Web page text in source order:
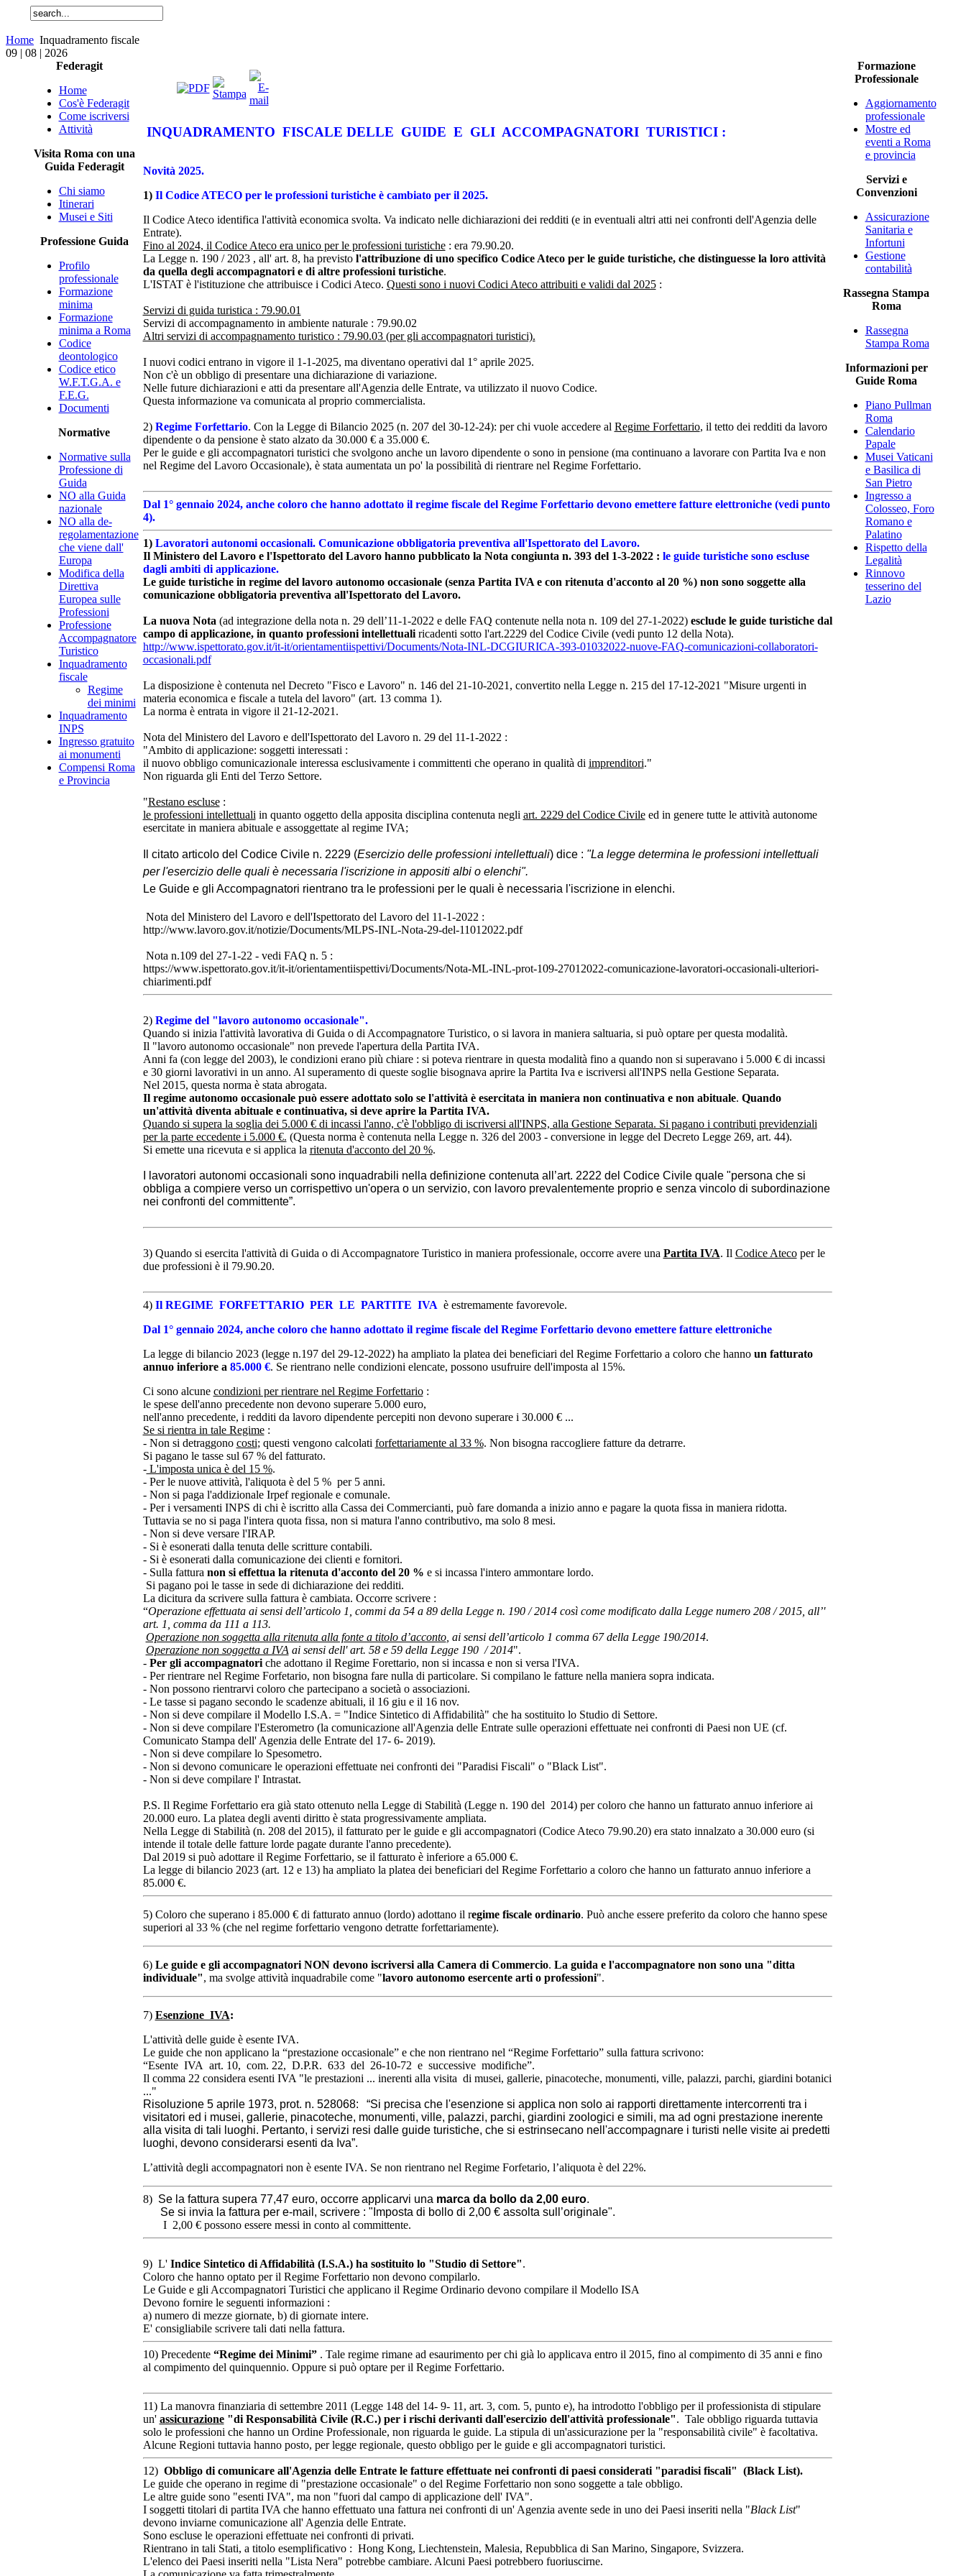
Home Inquadramento fiscale
09 | 08 | 2026
Federagit
Home
Cos'è Federagit
Come iscriversi
Attività
Visita Roma con una
Guida Federagit
Chi siamo
Itinerari
Musei e Siti
Professione Guida
Profilo
professionale
Formazione
minima
Formazione
minima a Roma
Codice
deontologico
Codice etico
W.F.T.G.A. e
F.E.G.
Documenti
Normative
Normative sulla
Professione di
Guida
NO alla Guida
nazionale
NO alla de-
regolamentazione
che viene dall'
Europa
Modifica della
Direttiva
Europea sulle
Professioni
Professione
Accompagnatore
Turistico
Inquadramento
fiscale
Regime
dei minimi
Inquadramento
INPS
Ingresso gratuito
ai monumenti
Compensi Roma
e Provincia
INQUADRAMENTO FISCALE DELLE GUIDE E GLI ACCOMPAGNATORI TURISTICI :
Novità 2025.
1)Il Codice ATECO per le professioni turistiche è cambiato per il 2025.
Il Codice Ateco identifica l'attività economica svolta. Va indicato nelle dichiarazioni dei redditi (e in eventuali altri atti nei confronti dell'Agenzia delle
Entrate).
Fino al 2024, il Codice Ateco era unico per le professioni turistiche: era 79.90.20.
La Legge n. 190 / 2023 , all' art. 8, ha previsto l'attribuzione di uno specifico Codice Ateco per le guide turistiche, che distinguesse la loro attività
da quella degli accompagnatori e di altre professioni turistiche.
L'ISTAT è l'istituzione che attribuisce i Codici Ateco. Questi sono i nuovi Codici Ateco attribuiti e validi dal 2025:
Servizi di guida turistica : 79.90.01
Servizi di accompagnamento in ambiente naturale : 79.90.02
Altri servizi di accompagnamento turistico : 79.90.03 (per gli accompagnatori turistici).
I nuovi codici entrano in vigore il 1-1-2025, ma diventano operativi dal 1° aprile 2025.
Non c'è un obbligo di presentare una dichiarazione di variazione.
Nelle future dichiarazioni e atti da presentare all'Agenzia delle Entrate, va utilizzato il nuovo Codice.
Questa informazione va comunicata al proprio commercialista.
2) Regime Forfettario. Con la Legge di Bilancio 2025 (n. 207 del 30-12-24): per chi vuole accedere al Regime Forfettario, il tetto dei redditi da lavoro
dipendente o da pensione è stato alzato da 30.000 € a 35.000 €.
Per le guide e gli accompagnatori turistici che svolgono anche un lavoro dipendente o sono in pensione (ma continuano a lavorare con Partita Iva e non
nel Regime del Lavoro Occasionale), è stata aumentata un po' la possibilità di rientrare nel Regime Forfettario.
Dal 1° gennaio 2024, anche coloro che hanno adottato il regime fiscale del Regime Forfettario devono emettere fatture elettroniche (vedi punto
4).
1) Lavoratori autonomi occasionali. Comunicazione obbligatoria preventiva all'Ispettorato del Lavoro.
Il Ministero del Lavoro e l'Ispettorato del Lavoro hanno pubblicato la Nota congiunta n. 393 del 1-3-2022 : le guide turistiche sono escluse
dagli ambiti di applicazione.
Le guide turistiche in regime del lavoro autonomo occasionale (senza Partita IVA e con ritenuta d'acconto al 20 %) non sono soggette alla
comunicazione obbligatoria preventiva all'Ispettorato del Lavoro.
La nuova Nota (ad integrazione della nota n. 29 dell’11-1-2022 e delle FAQ contenute nella nota n. 109 del 27-1-2022)esclude le guide turistiche dal
campo di applicazione, in quanto professioni intellettuali ricadenti sotto l'art.2229 del Codice Civile (vedi punto 12 della Nota).
http://www.ispettorato.gov.it/it-it/orientamentiispettivi/Documents/Nota-INL-DCGIURICA-393-01032022-nuove-FAQ-comunicazioni-collaboratori-
occasionali.pdf
La disposizione è contenuta nel Decreto "Fisco e Lavoro" n. 146 del 21-10-2021, convertito nella Legge n. 215 del 17-12-2021 "Misure urgenti in
materia economica e fiscale a tutela del lavoro" (art. 13 comma 1).
La norma è entrata in vigore il 21-12-2021.
Nota del Ministero del Lavoro e dell'Ispettorato del Lavoro n. 29 del 11-1-2022 :
"Ambito di applicazione: soggetti interessati :
il nuovo obbligo comunicazionale interessa esclusivamente i committenti che operano in qualità di imprenditori."
Non riguarda gli Enti del Terzo Settore.
"Restano escluse:
le professioni intellettuali in quanto oggetto della apposita disciplina contenuta negli art. 2229 del Codice Civileed in genere tutte le attività autonome
esercitate in maniera abituale e assoggettate al regime IVA;
Il citato articolo del Codice Civile n. 2229 (Esercizio delle professioni intellettuali) dice : "La legge determina le professioni intellettuali
per l'esercizio delle quali è necessaria l'iscrizione in appositi albi o elenchi".
Le Guide e gli Accompagnatori rientrano tra le professioni per le quali è necessaria l'iscrizione in elenchi.
Nota del Ministero del Lavoro e dell'Ispettorato del Lavoro del 11-1-2022 :
http://www.lavoro.gov.it/notizie/Documents/MLPS-INL-Nota-29-del-11012022.pdf
Nota n.109 del 27-1-22 - vedi FAQ n. 5 :
https://www.ispettorato.gov.it/it-it/orientamentiispettivi/Documents/Nota-ML-INL-prot-109-27012022-comunicazione-lavoratori-occasionali-ulteriori-
chiarimenti.pdf
2) Regime del "lavoro autonomo occasionale".
Quando si inizia l'attività lavorativa di Guida o di Accompagnatore Turistico, o si lavora in maniera saltuaria, si può optare per questa modalità.
Il "lavoro autonomo occasionale" non prevede l'apertura della Partita IVA.
Anni fa (con legge del 2003), le condizioni erano più chiare : si poteva rientrare in questa modalità fino a quando non si superavano i 5.000 € di incassi
e 30 giorni lavorativi in un anno. Al superamento di queste soglie bisognava aprire la Partita Iva e iscriversi all'INPS nella Gestione Separata.
Nel 2015, questa norma è stata abrogata.
Il regime autonomo occasionale può essere adottato solo se l'attività è esercitata in maniera non continuativa e non abituale. Quando
un'attività diventa abituale e continuativa, si deve aprire la Partita IVA.
Quando si supera la soglia dei 5.000 € di incassi l'anno, c'è l'obbligo di iscriversi all'INPS, alla Gestione Separata. Si pagano i contributi previdenziali
per la parte eccedente i 5.000 €. (Questa norma è contenuta nella Legge n. 326 del 2003 - conversione in legge del Decreto Legge 269, art. 44).
Si emette una ricevuta e si applica la ritenuta d'acconto del 20 %.
I lavoratori autonomi occasionali sono inquadrabili nella definizione contenuta all’art. 2222 del Codice Civile quale "persona che si
obbliga a compiere verso un corrispettivo un'opera o un servizio, con lavoro prevalentemente proprio e senza vincolo di subordinazione
nei confronti del committente”.
3) Quando si esercita l'attività di Guida o di Accompagnatore Turistico in maniera professionale, occorre avere una Partita IVA. Il Codice Atecoper le
due professioni è il 79.90.20.
4)Il REGIME FORFETTARIO PER LE PARTITE IVA è estremamente favorevole.
Dal 1° gennaio 2024, anche coloro che hanno adottato il regime fiscale del Regime Forfettario devono emettere fatture elettroniche
La legge di bilancio 2023 (legge n.197 del 29-12-2022) ha ampliato la platea dei beneficiari del Regime Forfettario a coloro che hanno un fatturato
annuo inferiore a 85.000 €. Se rientrano nelle condizioni elencate, possono usufruire dell'imposta al 15%.
Ci sono alcune condizioni per rientrare nel Regime Forfettario:
le spese dell'anno precedente non devono superare 5.000 euro,
nell'anno precedente, i redditi da lavoro dipendente percepiti non devono superare i 30.000 € ...
Se si rientra in tale Regime:
- Non si detraggono costi; questi vengono calcolati forfettariamente al 33 %. Non bisogna raccogliere fatture da detrarre.
Si pagano le tasse sul 67 % del fatturato.
-L'imposta unica è del 15 %.
- Per le nuove attività, l'aliquota è del 5 % per 5 anni.
- Non si paga l'addizionale Irpef regionale e comunale.
- Per i versamenti INPS di chi è iscritto alla Cassa dei Commercianti, può fare domanda a inizio anno e pagare la quota fissa in maniera ridotta.
Tuttavia se no si paga l'intera quota fissa, non si matura l'anno contributivo, ma solo 8 mesi.
- Non si deve versare l'IRAP.
- Si è esonerati dalla tenuta delle scritture contabili.
- Si è esonerati dalla comunicazione dei clienti e fornitori.
- Sulla fattura non si effettua la ritenuta d'acconto del 20 % e si incassa l'intero ammontare lordo.
Si pagano poi le tasse in sede di dichiarazione dei redditi.
La dicitura da scrivere sulla fattura è cambiata. Occorre scrivere :
“Operazione effettuata ai sensi dell’articolo 1, commi da 54 a 89 della Legge n. 190 / 2014 così come modificato dalla Legge numero 208 / 2015, all’'
art. 1, comma da 111 a 113.
Operazione non soggetta alla ritenuta alla fonte a titolo d’acconto, ai sensi dell’articolo 1 comma 67 della Legge 190/2014.
Operazione non soggetta a IVA ai sensi dell' art. 58 e 59 della Legge 190 / 2014".
- Per gli accompagnatoriche adottano il Regime Forettario, non si incassa e non si versa l'IVA.
- Per rientrare nel Regime Forfetario, non bisogna fare nulla di particolare. Si compilano le fatture nella maniera sopra indicata.
- Non possono rientrarvi coloro che partecipano a società o associazioni.
- Le tasse si pagano secondo le scadenze abituali, il 16 giu e il 16 nov.
- Non si deve compilare il Modello I.S.A. = "Indice Sintetico di Affidabilità" che ha sostituito lo Studio di Settore.
- Non si deve compilare l'Esterometro (la comunicazione all'Agenzia delle Entrate sulle operazioni effettuate nei confronti di Paesi non UE (cf.
Comunicato Stampa dell' Agenzia delle Entrate del 17- 6- 2019).
- Non si deve compilare lo Spesometro.
- Non si devono comunicare le operazioni effettuate nei confronti dei "Paradisi Fiscali" o "Black List".
- Non si deve compilare l' Intrastat.
P.S. Il Regime Forfettario era già stato ottenuto nella Legge di Stabilità (Legge n. 190 del 2014) per coloro che hanno un fatturato annuo inferiore ai
20.000 euro. La platea degli aventi diritto è stata progressivamente ampliata.
Nella Legge di Stabilità (n. 208 del 2015), il fatturato per le guide e gli accompagnatori (Codice Ateco 79.90.20) era stato innalzato a 30.000 euro (si
intende il totale delle fatture lorde pagate durante l'anno precedente).
Dal 2019 si può adottare il Regime Forfettario, se il fatturato è inferiore a 65.000 €.
La legge di bilancio 2023 (art. 12 e 13) ha ampliato la platea dei beneficiari del Regime Forfettario a coloro che hanno un fatturato annuo inferiore a
85.000 €.
5) Coloro che superano i 85.000 € di fatturato annuo (lordo) adottano il regime fiscale ordinario. Può anche essere preferito da coloro che hanno spese
superiori al 33 % (che nel regime forfettario vengono detratte forfettariamente).
6) Le guide e gli accompagnatori NON devono iscriversi alla Camera di Commercio. La guida e l'accompagnatore non sono una "ditta
individuale", ma svolge attività inquadrabile come "lavoro autonomo esercente arti o professioni".
7) Esenzione IVA:
L'attività delle guide è esente IVA.
Le guide che non applicano la “prestazione occasionale” e che non rientrano nel “Regime Forfettario” sulla fattura scrivono:
“Esente IVA art. 10, com. 22, D.P.R. 633 del 26-10-72 e successive modifiche”.
Il comma 22 considera esenti IVA "le prestazioni ... inerenti alla visita di musei, gallerie, pinacoteche, monumenti, ville, palazzi, parchi, giardini botanici
..."
Risoluzione 5 aprile 1973, prot. n. 528068: “Si precisa che l'esenzione si applica non solo ai rapporti direttamente intercorrenti tra i
visitatori ed i musei, gallerie, pinacoteche, monumenti, ville, palazzi, parchi, giardini zoologici e simili, ma ad ogni prestazione inerente
alla visita di tali luoghi. Pertanto, i servizi resi dalle guide turistiche, che si estrinsecano nell'accompagnare i turisti nelle visite ai predetti
luoghi, devono considerarsi esenti da Iva”.
L’attività degli accompagnatori non è esente IVA. Se non rientrano nel Regime Forfetario, l’aliquota è del 22%.
8) Se la fattura supera 77,47 euro, occorre applicarvi una marca da bollo da 2,00 euro.
Se si invia la fattura per e-mail, scrivere : "Imposta di bollo di 2,00 € assolta sull’originale".
I 2,00 € possono essere messi in conto al committente.
9) L' Indice Sintetico di Affidabilità (I.S.A.) ha sostituito lo "Studio di Settore".
Coloro che hanno optato per il Regime Forfettario non devono compilarlo.
Le Guide e gli Accompagnatori Turistici che applicano il Regime Ordinario devono compilare il Modello ISA
Devono fornire le seguenti informazioni :
a) numero di mezze giornate, b) di giornate intere.
E' consigliabile scrivere tali dati nella fattura.
10) Precedente“Regime dei Minimi” . Tale regime rimane ad esaurimento per chi già lo applicava entro il 2015, fino al compimento di 35 anni e fino
al compimento del quinquennio. Oppure si può optare per il Regime Forfettario.
11) La manovra finanziaria di settembre 2011 (Legge 148 del 14- 9- 11, art. 3, com. 5, punto e), ha introdotto l'obbligo per il professionista di stipulare
un' assicurazione"di Responsabilità Civile (R.C.) per i rischi derivanti dall'esercizio dell'attività professionale". Tale obbligo riguarda tuttavia
solo le professioni che hanno un Ordine Professionale, non riguarda le guide. La stipula di un'assicurazione per la "responsabilità civile" è facoltativa.
Alcune Regioni tuttavia hanno posto, per legge regionale, questo obbligo per le guide e gli accompagnatori turistici.
12) Obbligo di comunicare all'Agenzia delle Entrate le fatture effettuate nei confronti di paesi considerati "paradisi fiscali" (Black List).
Le guide che operano in regime di "prestazione occasionale" o del Regime Forfettario non sono soggette a tale obbligo.
Le altre guide sono "esenti IVA", ma non "fuori dal campo di applicazione dell' IVA".
I soggetti titolari di partita IVA che hanno effettuato una fattura nei confronti di un' Agenzia avente sede in uno dei Paesi inseriti nella "Black List"
devono inviarne comunicazione all' Agenzia delle Entrate.
Sono escluse le operazioni effettuate nei confronti di privati.
Rientrano in tali Stati, a titolo esemplificativo : Hong Kong, Liechtenstein, Malesia, Repubblica di San Marino, Singapore, Svizzera.
L'elenco dei Paesi inseriti nella "Lista Nera" potrebbe cambiare. Alcuni Paesi potrebbero fuoriuscirne.
Formazione
Professionale
Aggiornamento
professionale
Mostre ed
eventi a Roma
e provincia
Servizi e
Convenzioni
Assicurazione
Sanitaria e
Infortuni
Gestione
contabilità
Rassegna Stampa
Roma
Rassegna
Stampa Roma
Informazioni per
Guide Roma
Piano Pullman
Roma
Calendario
Papale
Musei Vaticani
e Basilica di
San Pietro
Ingresso a
Colosseo, Foro
Romano e
Palatino
Rispetto della
Legalità
Rinnovo
tesserino del
Lazio